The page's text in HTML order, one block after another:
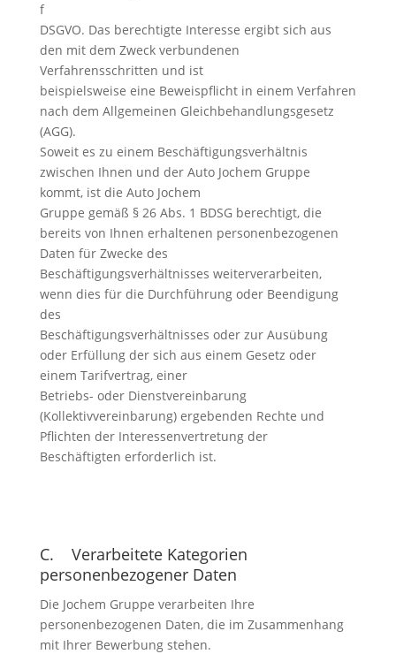
f
DSGVO. Das berechtigte Interesse ergibt sich aus
den mit dem Zweck verbundenen
Verfahrensschritten und ist
beispielsweise eine Beweispflicht in einem Verfahren
nach dem Allgemeinen Gleichbehandlungsgesetz
(AGG).
Soweit es zu einem Beschäftigungsverhältnis
zwischen Ihnen und der Auto Jochem Gruppe
kommt, ist die Auto Jochem
Gruppe gemäß § 26 Abs. 1 BDSG berechtigt, die
bereits von Ihnen erhaltenen personenbezogenen
Daten für Zwecke des
Beschäftigungsverhältnisses weiterverarbeiten,
wenn dies für die Durchführung oder Beendigung
des
Beschäftigungsverhältnisses oder zur Ausübung
oder Erfüllung der sich aus einem Gesetz oder
einem Tarifvertrag, einer
Betriebs- oder Dienstvereinbarung
(Kollektivvereinbarung) ergebenden Rechte und
Pflichten der Interessenvertretung der
Beschäftigten erforderlich ist.
C. Verarbeitete Kategorien
personenbezogener Daten
Die Jochem Gruppe verarbeiten Ihre
personenbezogenen Daten, die im Zusammenhang
mit Ihrer Bewerbung stehen.